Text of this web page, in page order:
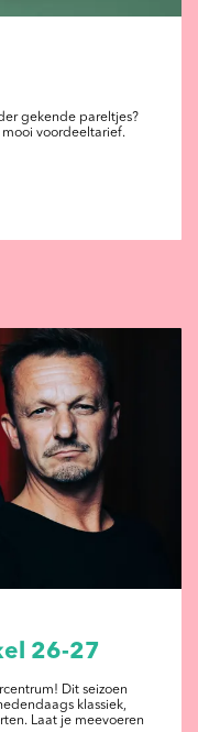
gekende pareltjes?
voordeeltarief.
26-27
Dit seizoen
klassiek,
Laat je meevoeren